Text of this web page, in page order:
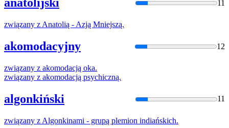
anatolijski 11
związany z Anatolią - Azją Mniejszą.
akomodacyjny 12
związany z akomodacją oka.
związany z akomodacją psychiczną.
algonkiński 11
związany z Algonkinami - grupą plemion indiańskich.